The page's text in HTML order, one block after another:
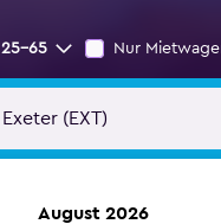
25-65 Nur
August 2026